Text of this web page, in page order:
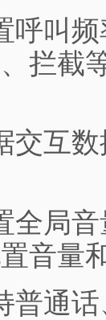
呼叫
拦截
交互
全局
音量
普通